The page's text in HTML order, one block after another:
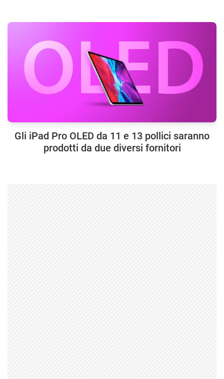
Gli iPad Pro OLED da 11 e 13 pollici saranno
prodotti da due diversi fornitori